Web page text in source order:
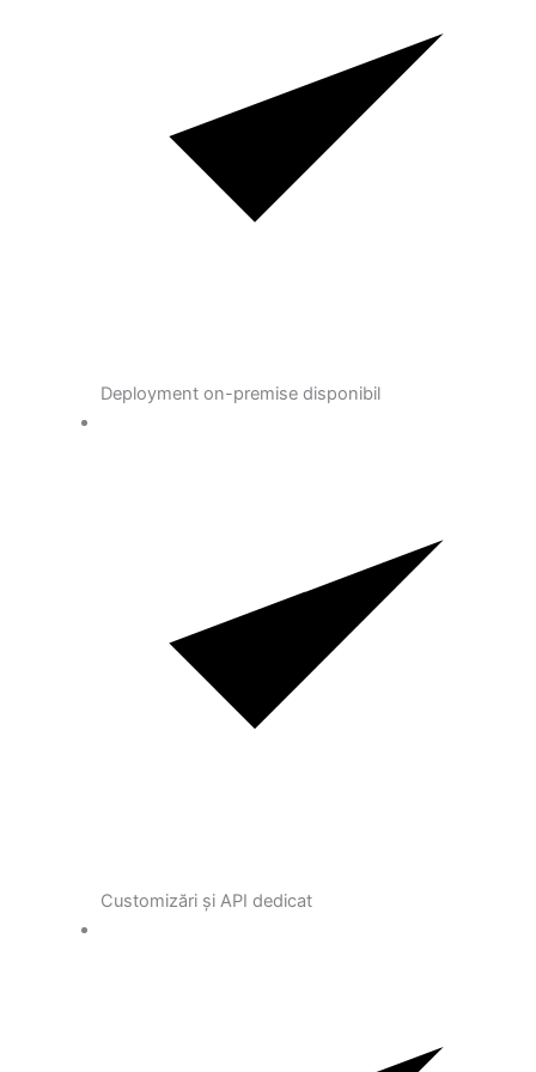
Deployment on-premise disponibil
Customizări și API dedicat